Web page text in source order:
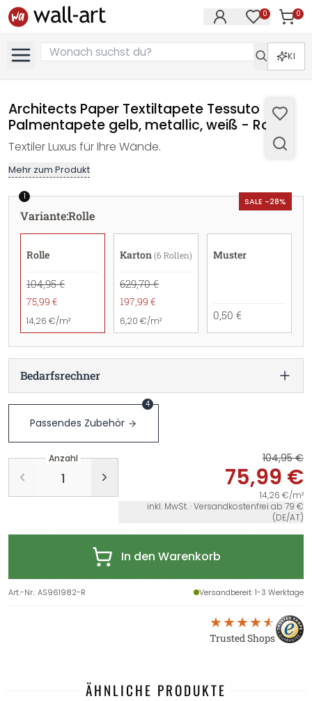
0 0
KI
Architects Paper Textiltapete Tessuto
Palmentapete gelb, metallic, weiß - Rolle
Textiler Luxus für Ihre Wände.
Mehr zum Produkt
SALE -28%
1
Variante:Rolle
Rolle
104,95 €
75,99 €
14,26 €/m²
Karton (6 Rollen)
629,70 €
197,99 €
6,20 €/m²
Muster
0,50 €
Bedarfsrechner
Passendes Zubehör
4
Anzahl 104,95 €
75,99 €
14,26 €/m²
inkl. MwSt. · Versandkostenfrei ab 79 €
(DE/AT)
In den Warenkorb
Art.-Nr.:AS961982-R Versandbereit: 1-3 Werktage
Trusted Shops
ÄHNLICHE PRODUKTE